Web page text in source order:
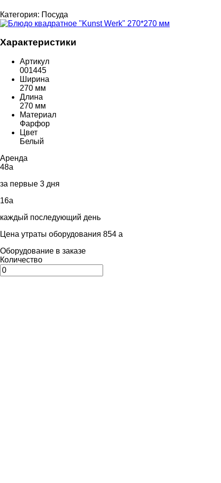
Категория: Посуда
Характеристики
Артикул
001445
Ширина
270 мм
Длина
270 мм
Материал
Фарфор
Цвет
Белый
Аренда
48a
за первые 3 дня
16a
каждый последующий день
Цена утраты оборудования 854 a
Оборудование в заказе
Количество